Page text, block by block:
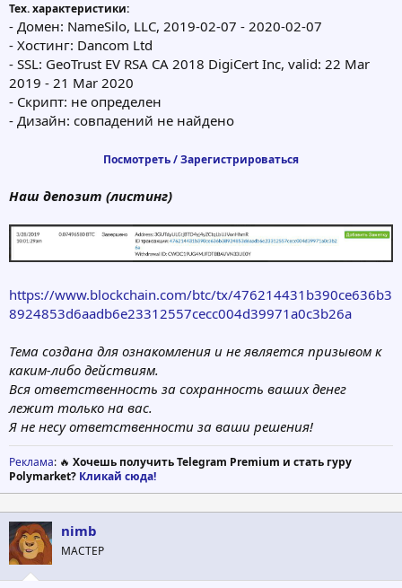
Тех. характеристики:
- Домен: NameSilo, LLC, 2019-02-07 - 2020-02-07
- Хостинг: Dancom Ltd
- SSL: GeoTrust EV RSA CA 2018 DigiCert Inc, valid: 22 Mar
2019 - 21 Mar 2020
- Скрипт: не определен
- Дизайн: совпадений не найдено
Посмотреть / Зарегистрироваться
Наш депозит (листинг)
https://www.blockchain.com/btc/tx/476214431b390ce636b3
8924853d6aadb6e23312557cecc004d39971a0c3b26a
Тема создана для ознакомления и не является призывом к
каким-либо действиям.
Вся ответственность за сохранность ваших денег
лежит только на вас.
Я не несу ответственности за ваши решения!
Реклама: 🔥 Хочешь получить Telegram Premium и стать гуру
Polymarket? Кликай сюда!
nimb
МАСТЕР